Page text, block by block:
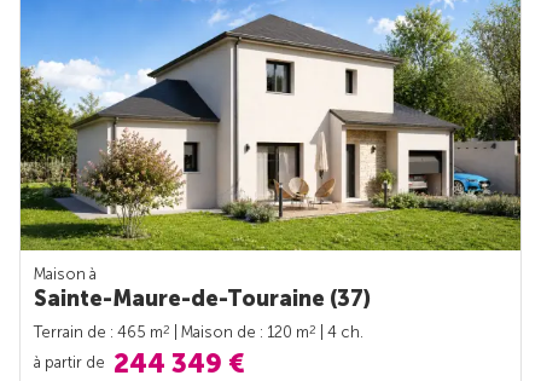
Maison à
Sainte-Maure-de-Touraine (37)
Terrain de : 465 m2 | Maison de : 120 m2
| 4 ch.
à partir de 244 349 €